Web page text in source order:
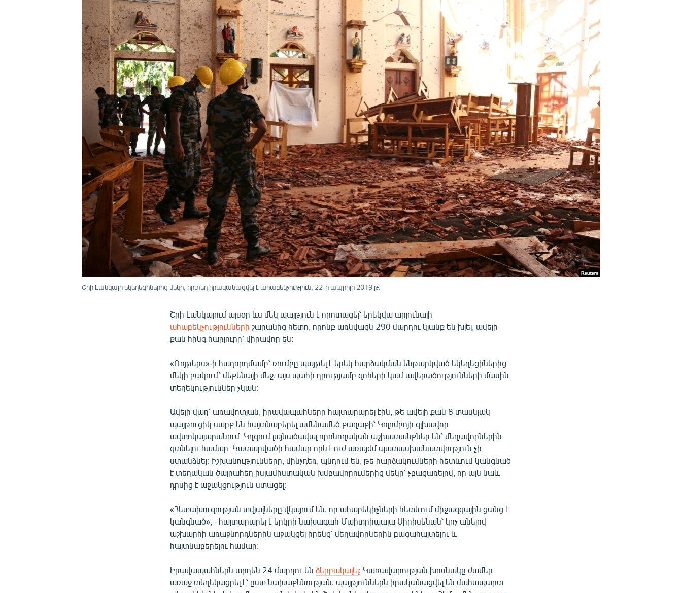
ՄԵԿՆԱԲԱՆՈՒԹՅՈՒՆ
ՁԳՏԵԼՈՎ ԼԱՎԱԳՈՒՅՆԻՆ
Շրի Լանկայի եկեղեցիներից մեկը, որտեղ իրականացվել է ահաբեկչություն, 22-ը ապրիլի 2019 թ.
Շրի Լանկայում այսօր ևս մեկ պայթյուն է որոտացել՝ երեկվա արյունալի
ահաբեկչությունների շարանից հետո, որոնք առնվազն 290 մարդու կյանք են խլել, ավելի
քան հինգ հարյուրը՝ վիրավոր են:
«Ռոյթերս»-ի հաղորդմամբ՝ ռումբը պայթել է երեկ հարձակման ենթարկված եկեղեցիներից
մեկի բակում՝ մեքենայի մեջ, այս պահի դրությամբ զոհերի կամ ավերածությունների մասին
տեղեկություններ չկան։
Ավելի վաղ՝ առավոտյան, իրավապահները հայտարարել էին, թե ավելի քան 8 տասնյակ
պայթուցիկ սարք են հայտնաբերել ամենամեծ քաղաքի՝ Կոլոմբոյի գլխավոր
ավտոկայարանում։ Կղզում լայնածավալ որոնողական աշխատանքներ են՝ մեղավորներին
գտնելու համար։ Կատարվածի համար որևէ ուժ առայժմ պատասխանատվություն չի
ստանձնել։ Իշխանությունները, մինչդեռ, պնդում են, թե հարձակումների հետևում կանգնած
է տեղական ծայրահեղ իսլամիստական խմբավորումերից մեկը՝ չբացառելով, որ այն նաև
դրսից է աջակցություն ստացել։
«Հետախուզության տվյալները վկայում են, որ ահաբեկիչների հետևում միջազգային ցանց է
կանգնած», - հայտարարել է երկրի նախագահ Մաիտրիպալա Սիրիսենան՝ կոչ անելով
աշխարհի առաջնորդներին աջակցել իրենց՝ մեղավորներին բացահայտելու և
հայտնաբերելու համար:
Իրավապահներն արդեն 24 մարդու ենձերբակալել: Կառավարության խոսնակը ժամեր
առաջ տեղեկացրել է՝ ըստ նախաքննության, պայթյուններն իրականացվել են մահապարտ